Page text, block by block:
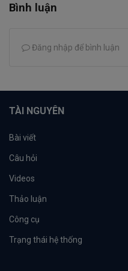
Bình luận
Đăng nhập để bình luận
TÀI NGUYÊN
Bài viết
Câu hỏi
Videos
Thảo luận
Công cụ
Trạng thái hệ thống